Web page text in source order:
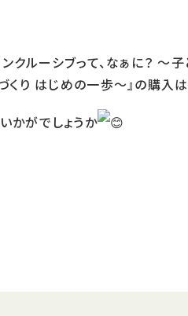
ルーシブって、なぁに？ 〜
くり はじめの一歩〜』の購入は
かがでしょうか